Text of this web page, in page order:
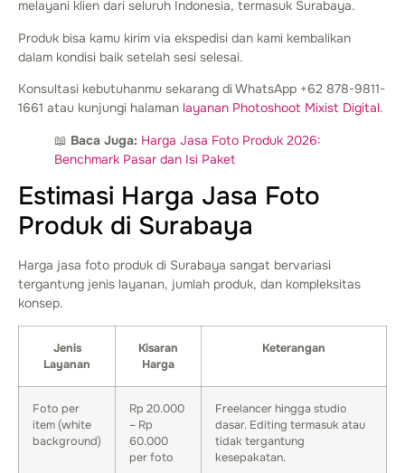
melayani klien dari seluruh Indonesia, termasuk Surabaya.
Produk bisa kamu kirim via ekspedisi dan kami kembalikan
dalam kondisi baik setelah sesi selesai.
Konsultasi kebutuhanmu sekarang di WhatsApp +62 878-9811-
1661 atau kunjungi halaman layanan Photoshoot Mixist Digital.
📖 Baca Juga: Harga Jasa Foto Produk 2026:
Benchmark Pasar dan Isi Paket
Estimasi Harga Jasa Foto
Produk di Surabaya
Harga jasa foto produk di Surabaya sangat bervariasi
tergantung jenis layanan, jumlah produk, dan kompleksitas
konsep.
Jenis
Layanan
Kisaran
Harga
Keterangan
Foto per
item (white
background)
Rp 20.000
– Rp
60.000
per foto
Freelancer hingga studio
dasar. Editing termasuk atau
tidak tergantung
kesepakatan.